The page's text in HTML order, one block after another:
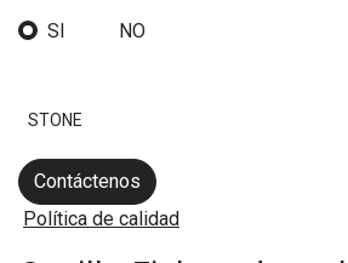
SI NO
STONE
Contáctenos
Política de calidad